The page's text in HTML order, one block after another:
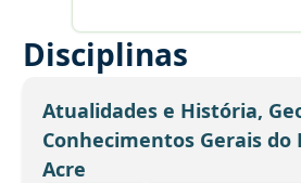
Disciplinas
Atualidades e História,
Conhecimentos Gerais do
Acre